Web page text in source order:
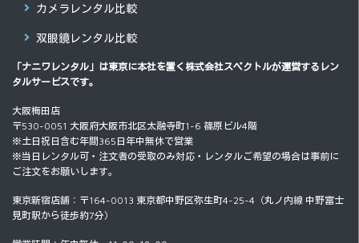
カメラレンタル比較
双眼鏡レンタル比較
「ナニワレンタル」は東京に本社を置く 株式会社スペクトルが運営するレン
タルサービスです。
大阪梅田店
〒530-0051 大阪府大阪市北区太融寺町1-6 篠原ビル4階
※土日祝日含む年間365日年中無休で営業
※当日レンタル可・注文者の受取のみ対応・レンタルご希望の場合は事前に
ご注文をお願いします。
東京新宿店舗：〒164-0013 東京都中野区弥生町4-25-4（丸ノ内線 中野富士
見町駅から徒歩約7分）